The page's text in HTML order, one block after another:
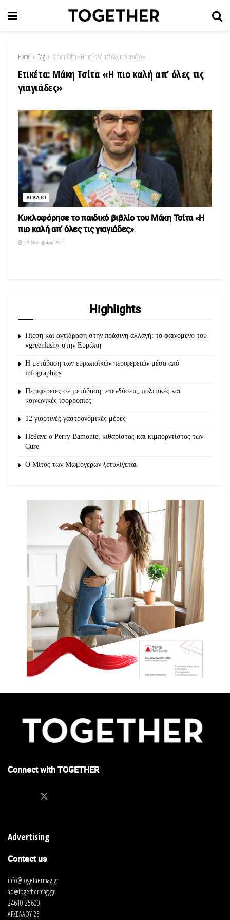
Home Tag Μάκη Τσίτα «Η πιο καλή απ' όλες τις γιαγιάδες»
Ετικέτα: Μάκη Τσίτα «Η πιο καλή απ’ όλες τις
γιαγιάδες»
ΒΙΒΛΙΟ
Κυκλοφόρησε το παιδικό βιβλίο του Μάκη Τσίτα «Η
πιο καλή απ’ όλες τις γιαγιάδες»
23 Νοεμβρίου 2021
Highlights
Πίεση και αντίδραση στην πράσινη αλλαγή: το φαινόμενο του
«greenlash» στην Ευρώπη
Η μετάβαση των ευρωπαϊκών περιφερειών μέσα από
infographics
Περιφέρειες σε μετάβαση: επενδύσεις, πολιτικές και
κοινωνικές ισορροπίες
12 γιορτινές γαστρονομικές μέρες
Πέθανε ο Perry Bamonte, κιθαρίστας και κιμπορντίστας των
Cure
O Μίτος των Μωμόγερων ξετυλίγεται
Connect with TOGETHER
Advertising
Contact us
info@togethermag.gr
ad@togethermag.gr
24610 25600
ΑΡΧΕΛΑΟΥ 25